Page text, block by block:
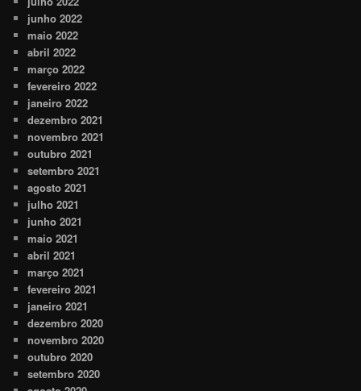
junho 2022
maio 2022
abril 2022
março 2022
fevereiro 2022
janeiro 2022
dezembro 2021
novembro 2021
outubro 2021
setembro 2021
agosto 2021
julho 2021
junho 2021
maio 2021
abril 2021
março 2021
fevereiro 2021
janeiro 2021
dezembro 2020
novembro 2020
outubro 2020
setembro 2020